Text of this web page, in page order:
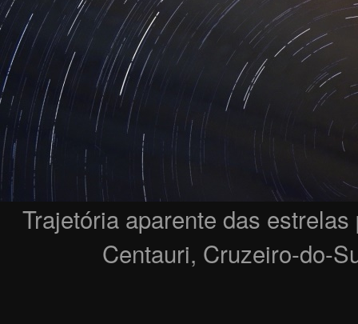
Trajetória aparente das
Centauri, Cruzeiro-do-